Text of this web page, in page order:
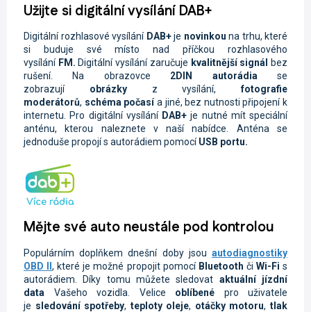
Užijte si digitální vysílání DAB+
Digitální rozhlasové vysílání DAB+je novinkou na trhu, které
si buduje své místo nad příčkou rozhlasového
vysílání FM. Digitální vysílání zaručuje kvalitnější signál
bez
rušení. Na obrazovce 2DIN autorádiase
zobrazují obrázkyz vysílání,fotografie
moderátorů, schéma počasía jiné, bez nutnosti připojení k
internetu. Pro digitální vysílání DAB+ je nutné mít speciální
anténu, kterou naleznete v naší nabídce. Anténa se
jednoduše propojí s autorádiem pomocíUSB portu.
Mějte své auto neustále pod kontrolou
Populárním doplňkem dnešní doby jsou autodiagnostiky
OBD II, které je možné propojit pomocí Bluetooth či Wi-Fi s
autorádiem. Díky tomu můžete sledovat aktuální jízdní
data Vašeho vozidla. Velice oblíbené pro uživatele
je sledování spotřeby, teploty oleje, otáčky motoru,tlak